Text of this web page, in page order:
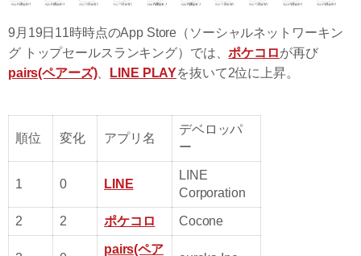
9月19日11時時点のApp Store（ソーシャルネットワーキン
グ トップセールスランキング）では、ポケコロが再び
pairs(ペアーズ)、 LINE PLAYを抜いて2位に上昇。
順位 変化 アプリ名
デベロッパ
ー
1 0 LINE
LINE
Corporation
2 2 ポケコロ Cocone
pairs(ペア